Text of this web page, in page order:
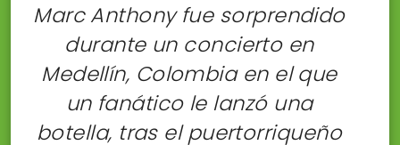
Marc Anthony fue sorprendido
durante un concierto en
Medellín, Colombia en el que
un fanático le lanzó una
botella, tras el puertorriqueño